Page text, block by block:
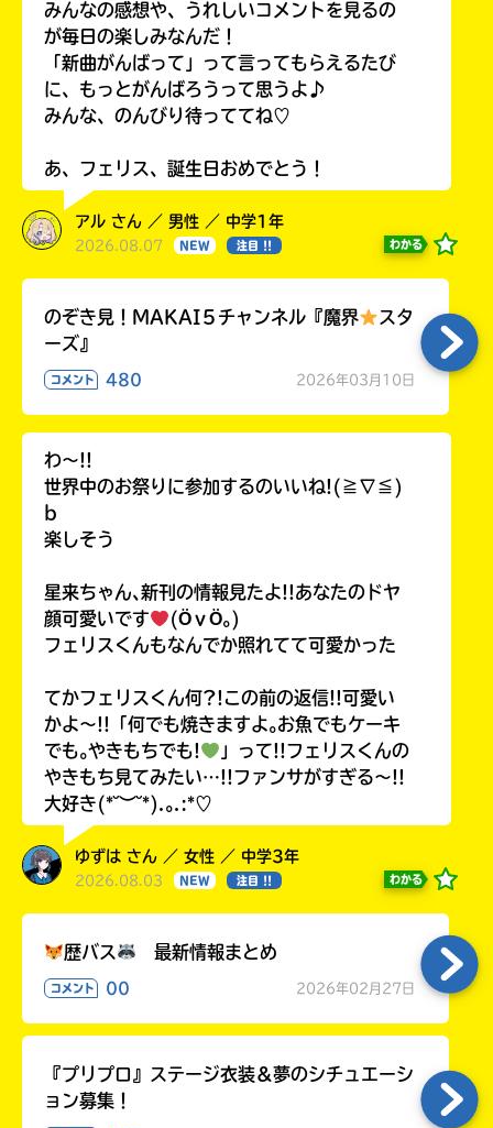
みんなの感想や、うれしいコメントを見るの
が毎日の楽しみなんだ！
「新曲がんばって」って言ってもらえるたび
に、もっとがんばろうって思うよ♪
みんな、のんびり待っててね♡
あ、フェリス、誕生日おめでとう！
アル さん ／ 男性 ／ 中学1年
2026.08.07 NEW 注目 !! わかる
のぞき見！MAKAI５チャンネル『魔界
スタ
ーズ』
コメント 480 2026年03月10日
わ〜!!
世界中のお祭りに参加するのいいね!(≧∇≦)
b
楽しそう
星来ちゃん､新刊の情報見たよ!!あなたのドヤ
顔可愛いです
(ӦｖӦ｡)
フェリスくんもなんでか照れてて可愛かった
てかフェリスくん何?!この前の返信!!可愛い
かよ〜!!「何でも焼きますよ｡お魚でもケーキ
でも｡やきもちでも!
」って!!フェリスくんの
やきもち見てみたい…!!ファンサがすぎる〜!!
大好き(*˘︶˘*).｡.:*♡
ゆずは さん ／ 女性 ／ 中学3年
2026.08.03 NEW 注目 !! わかる
歴バス 最新情報まとめ
コメント 00 2026年02月27日
『プリプロ』ステージ衣装＆夢のシチュエーシ
ョン募集！